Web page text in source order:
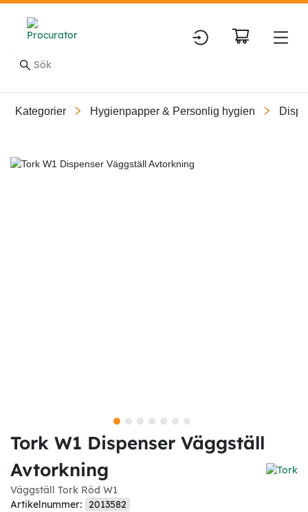
Kategorier Hygienpapper & Personlig hygien
Slide 1 of 7
Tork W1 Dispenser Väggställ
Avtorkning
Väggställ Tork Röd W1
Artikelnummer:
2013582